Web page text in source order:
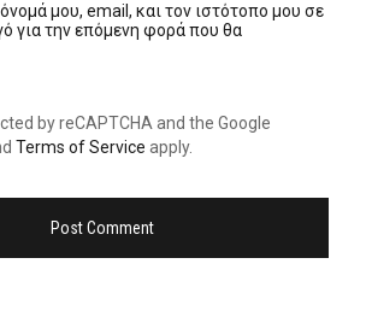
μου, email, και τον ιστότοπο μου σε
για την επόμενη φορά που θα
by reCAPTCHA and the Google
Terms of Service apply.